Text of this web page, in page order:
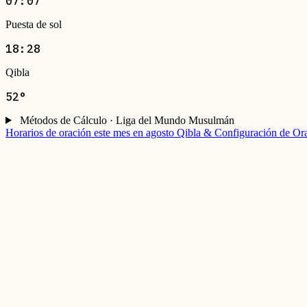
Puesta de sol
18:28
Qibla
52°
Métodos de Cálculo · Liga del Mundo Musulmán
Horarios de oración este mes en agosto Qibla & Configuración de